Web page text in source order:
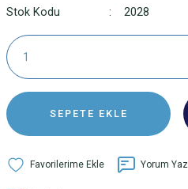
Stok Kodu
2028
SEPETE EKLE
Yorum Yaz